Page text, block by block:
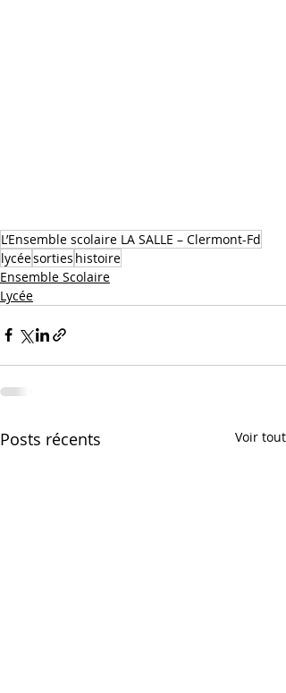
L’Ensemble scolaire LA SALLE – Clermont-Fd
lycéesorties histoire
Ensemble Scolaire
Lycée
Posts récents Voir tout